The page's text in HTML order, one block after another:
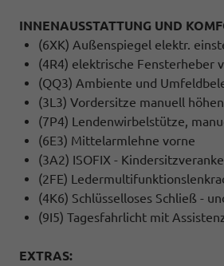
INNENAUSSTATTUNG UND
(6XK) Außenspiegel elektr.
(4R4) elektrische Fensterheber
(QQ3) Ambiente und
(3L3) Vordersitze manuell
(7P4) Lendenwirbelstütze,
(6E3) Mittelarmlehne vorne
(3A2) ISOFIX -
(2FE)
(4K6) Schlüsselloses Schließ -
(9I5) Tagesfahrlicht mit
EXTRAS: